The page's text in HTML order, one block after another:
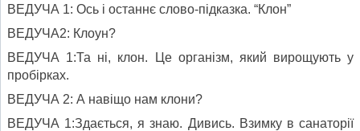
ВЕДУЧА 1: Ось і останнє слово-підказка. “Клон”
ВЕДУЧА2: Клоун?
ВЕДУЧА 1:Та ні, клон. Це організм, який вирощують у
пробірках.
ВЕДУЧА 2: А навіщо нам клони?
ВЕДУЧА 1:Здається, я знаю. Дивись. Взимку в санаторії